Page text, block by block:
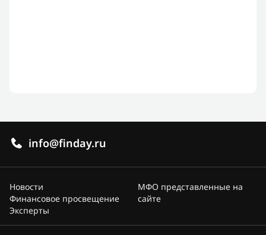
info@finday.ru
Новости
Финансовое просвещение
Эксперты
МФО представленные на
сайте